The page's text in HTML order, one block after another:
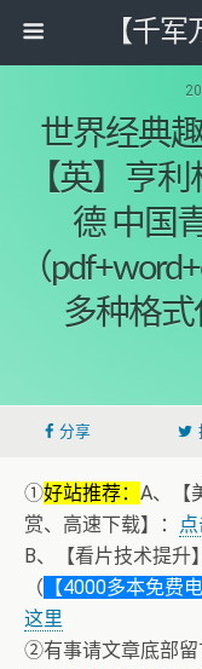
【千
世界经典
【英】亨
德 中国
（
多种格式
分享
①好站推荐： A、【
赏、高速下载】：
B、【看片技术提升
（ 【4000多本免费
这里
②有事请文章底部留